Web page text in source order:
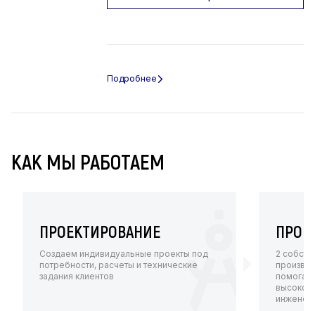
КАК МЫ РАБОТАЕМ
ПРОЕКТИРОВАНИЕ
Создаем индивидуальные проекты под
потребности, расчеты и технические
задания клиентов
2